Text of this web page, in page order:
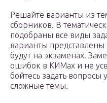
Решайте варианты из
сборников. В
подобраны все виды
варианты
будут на экзаменах.
ошибок в КИМах и не
бойтесь задать вопросы
сложные темы.